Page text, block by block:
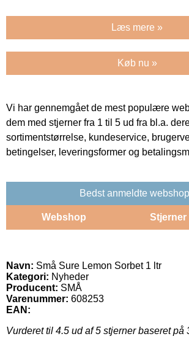
Læs mere »
Køb nu »
Vi har gennemgået de mest populære
dem med stjerner fra 1 til 5 ud fra bl.a.
sortimentstørrelse, kundeservice,
betingelser, leveringsformer og
Bedst anmeldte
Webshop Stjerner
Navn: Små Sure Lemon Sorbet 1 ltr
Kategori: Nyheder
Producent: SMÅ
Varenummer: 608253
EAN:
Vurderet til 4.5 ud af 5 stjerner baseret på